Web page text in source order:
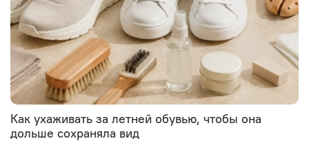
Как ухаживать за летней обувью, чтобы она
дольше сохраняла вид